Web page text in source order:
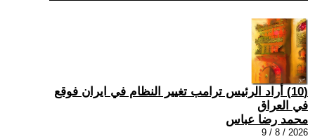
(10) أراد الرئيس ترامب تغيير النظام في ايران فوقع
في العراق
محمد رضا عباس
2026 / 8 / 9